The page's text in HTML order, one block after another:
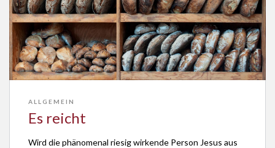
ALLGEMEIN
Es reicht
Wird die phänomenal riesig wirkende Person Jesus aus